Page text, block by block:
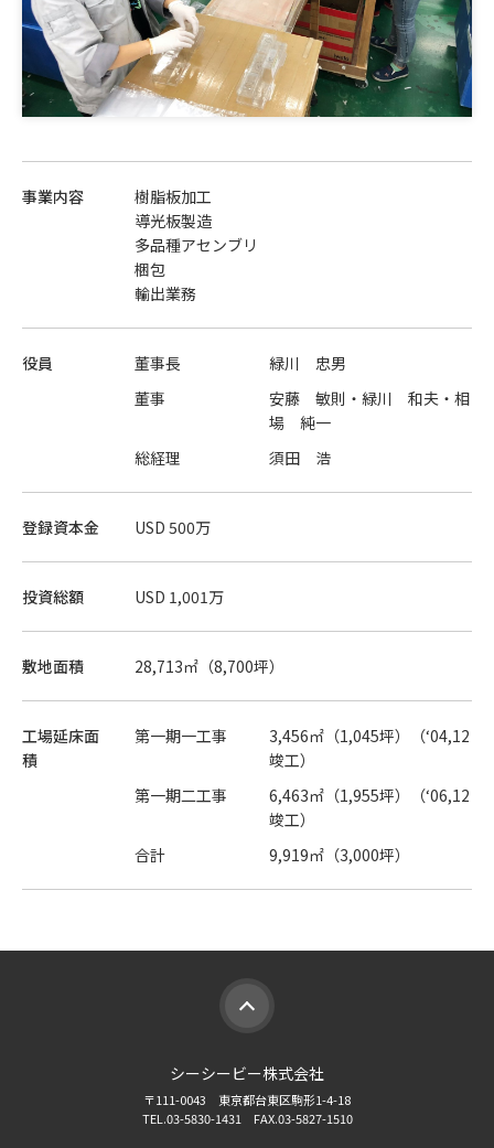
事業内容
樹脂板加工
導光板製造
多品種アセンブリ
梱包
輸出業務
役員 董事長
緑川 忠男
董事
安藤 敏則・緑川 和夫・相
場 純一
総経理
須田 浩
登録資本金 USD 500万
投資総額 USD 1,001万
敷地面積 28,713㎡（8,700坪）
工場延床面
積
第一期一工事
3,456㎡（1,045坪）（‘04,12
竣工）
第一期二工事
6,463㎡（1,955坪）（‘06,12
竣工）
合計
9,919㎡（3,000坪）
シーシービー株式会社
〒111-0043 東京都台東区駒形1-4-18
TEL.03-5830-1431 FAX.03-5827-1510